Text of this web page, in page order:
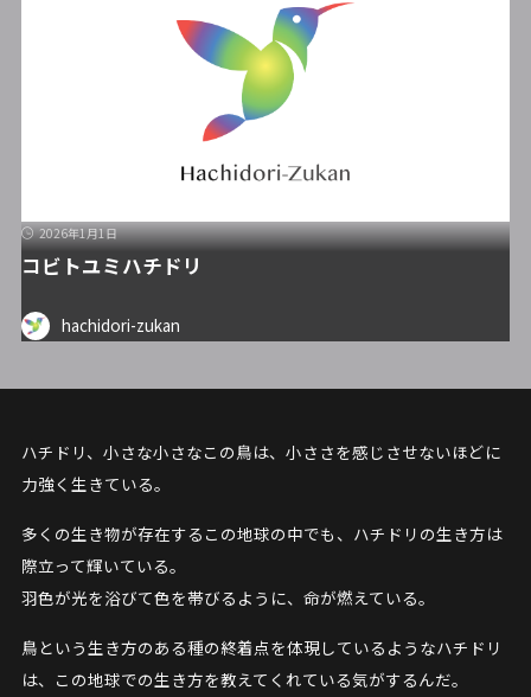
2026年1月1日
コビトユミハチドリ
hachidori-zukan
ハチドリ、小さな小さなこの鳥は、小ささを感じさせないほどに
力強く生きている。
多くの生き物が存在するこの地球の中でも、ハチドリの生き方は
際立って輝いている。
羽色が光を浴びて色を帯びるように、命が燃えている。
鳥という生き方のある種の終着点を体現しているようなハチドリ
は、この地球での生き方を教えてくれている気がするんだ。